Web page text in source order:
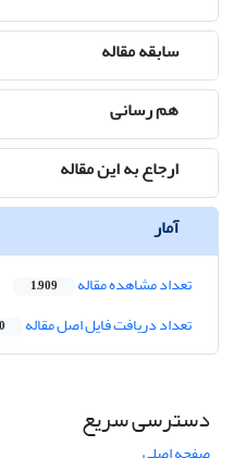
سابقه مقاله
هم رسانی
ارجاع به این مقاله
آمار
تعداد مشاهده مقاله 1,909
تعداد دریافت فایل اصل مقاله
دسترسی سریع